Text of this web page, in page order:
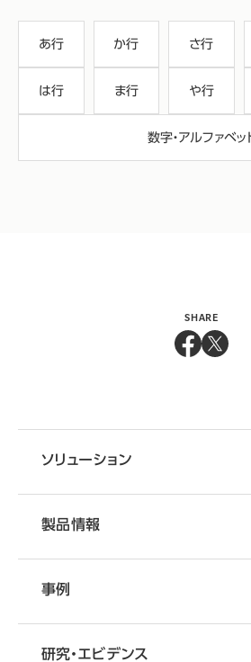
あ行 か行 さ行
は行 ま行 や行
数字・アルファベッ
SHARE
ソリューション
製品情報
事例
研究・エビデンス